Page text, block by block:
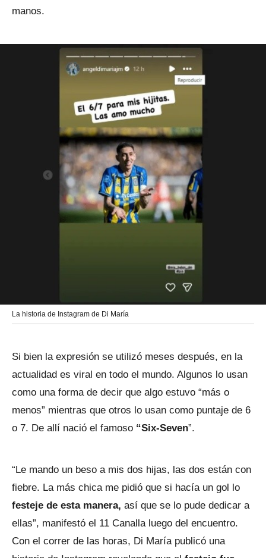
manos.
La historia de Instagram de Di María
Si bien la expresión se utilizó meses después, en la
actualidad es viral en todo el mundo. Algunos lo usan
como una forma de decir que algo estuvo “más o
menos” mientras que otros lo usan como puntaje de 6
o 7. De allí nació el famoso “Six-Seven”.
“Le mando un beso a mis dos hijas, las dos están con
fiebre. La más chica me pidió que si hacía un gol lo
festeje de esta manera, así que se lo pude dedicar a
ellas”, manifestó el 11 Canalla luego del encuentro.
Con el correr de las horas, Di María publicó una